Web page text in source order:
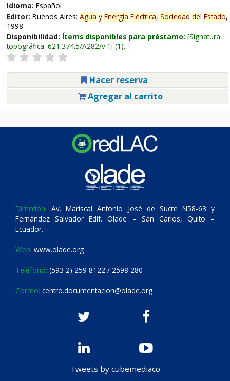
Idioma: Español
Editor: Buenos Aires: Agua y Energía Eléctrica, Sociedad del Estado,
1998
Disponibilidad: Ítems disponibles para préstamo: Signatura
topográfica: 621.374.5/A282/v.1 (1).
Hacer reserva
Agregar al carrito
Dirección: Av. Mariscal Antonio José de Sucre N58-63 y
Fernández Salvador Edif. Olade – San Carlos, Quito –
Ecuador.
Web: www.olade.org
Teléfono: (593 2) 259 8122 / 2598 280
Correo: centro.documentacion@olade.org
Tweets by cubemediaco